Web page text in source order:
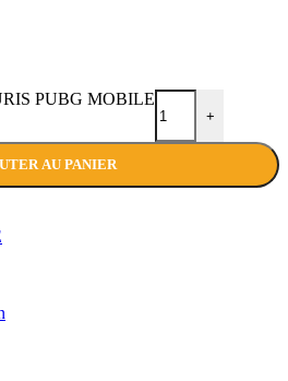
PUBG MOBILE
+
AU PANIER